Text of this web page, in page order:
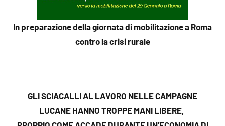
In preparazione della giornata di mobilitazione a Roma
contro la crisi rurale
GLI SCIACALLI AL LAVORO NELLE CAMPAGNE
LUCANE HANNO TROPPE MANI LIBERE,